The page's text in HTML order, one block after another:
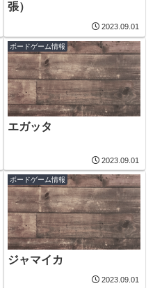
張）
2023.09.01
ボードゲーム情報
エガッタ
2023.09.01
ボードゲーム情報
ジャマイカ
2023.09.01